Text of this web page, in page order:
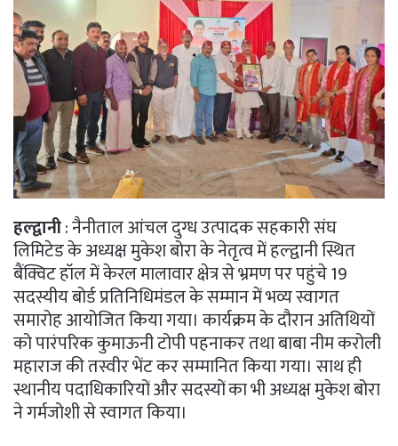
हल्द्वानी: नैनीताल आंचल दुग्ध उत्पादक सहकारी संघ
लिमिटेड के अध्यक्ष मुकेश बोरा के नेतृत्व में हल्द्वानी स्थित
बैंक्विट हॉल में केरल मालावार क्षेत्र से भ्रमण पर पहुंचे 19
सदस्यीय बोर्ड प्रतिनिधिमंडल के सम्मान में भव्य स्वागत
समारोह आयोजित किया गया। कार्यक्रम के दौरान अतिथियों
को पारंपरिक कुमाऊनी टोपी पहनाकर तथा बाबा नीम करोली
महाराज की तस्वीर भेंट कर सम्मानित किया गया। साथ ही
स्थानीय पदाधिकारियों और सदस्यों का भी अध्यक्ष मुकेश बोरा
ने गर्मजोशी से स्वागत किया।